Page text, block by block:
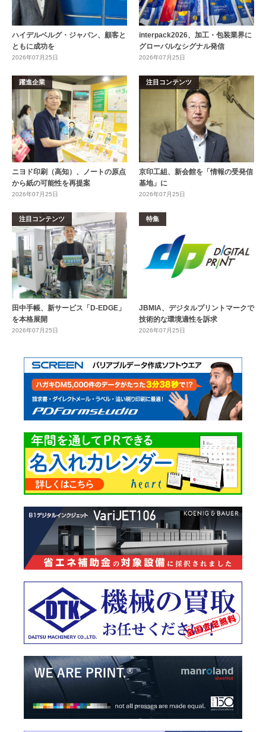
ハイデルベルグ・ジャパン、顧客と
ともに成功を
2026年07月25日
interpack2026、加工・包装業界に
グローバルなシグナル発信
2026年07月25日
躍進企業
ニヨド印刷（高知）、ノートの原点
から紙の可能性を再提案
2026年07月25日
注目コンテンツ
京印工組、新会館を「情報の受発信
基地」に
2026年07月25日
注目コンテンツ
田中手帳、新サービス「D-EDGE」
を本格展開
2026年07月25日
特集
JBMIA、デジタルプリントマークで
技術的な環境適性を訴求
2026年07月25日